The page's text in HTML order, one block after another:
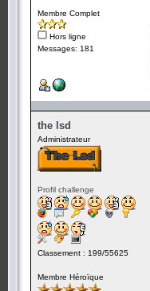
Membre Complet
Hors ligne
Messages: 181
the lsd
Administrateur
Profil challenge
Classement : 199/55625
Membre Héroïque